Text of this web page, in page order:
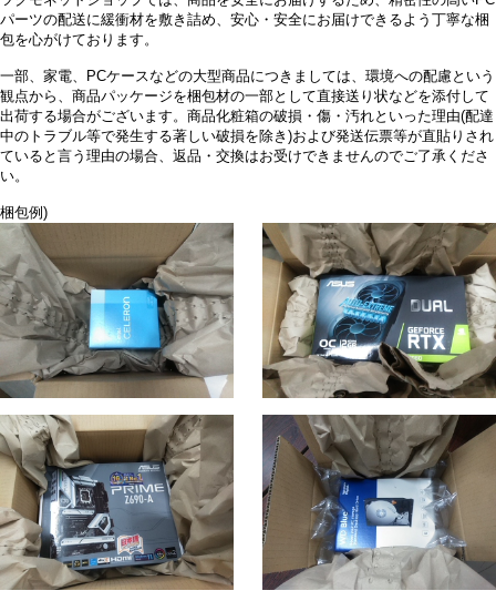
パーツの配送に緩衝材を敷き詰め、安心・安全にお届けできるよう丁寧な梱
包を心がけております。
一部、家電、PCケースなどの大型商品につきましては、環境への配慮という
観点から、商品パッケージを梱包材の一部として直接送り状などを添付して
出荷する場合がございます。商品化粧箱の破損・傷・汚れといった理由(配達
中のトラブル等で発生する著しい破損を除き)および発送伝票等が直貼りされ
ていると言う理由の場合、返品・交換はお受けできませんのでご了承くださ
い。
梱包例)